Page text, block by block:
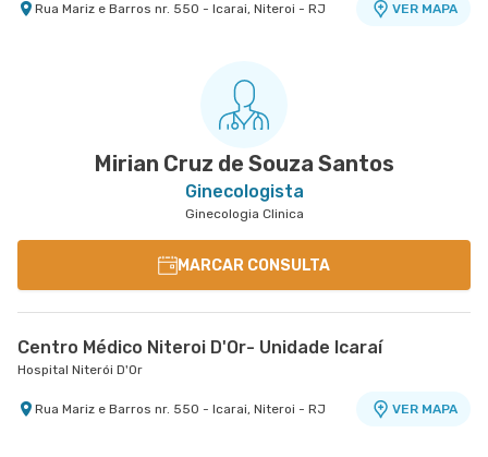
Rua Mariz e Barros nr. 550 - Icarai, Niteroi - RJ VER MAPA
Mirian Cruz de Souza Santos
Ginecologista
Ginecologia Clinica
MARCAR CONSULTA
Centro Médico Niteroi D'Or- Unidade Icaraí
Hospital Niterói D'Or
Rua Mariz e Barros nr. 550 - Icarai, Niteroi - RJ VER MAPA